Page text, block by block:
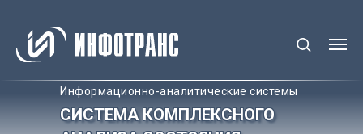
СИСТЕМА КОМПЛЕКСНОГО
Информационно-аналитические системы